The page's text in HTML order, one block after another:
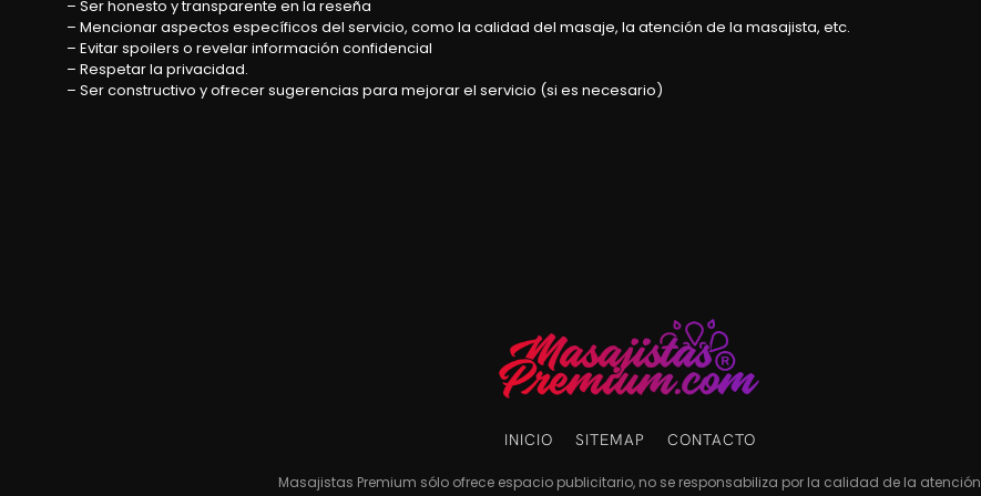
– Ser honesto y transparente en la reseña
– Mencionar aspectos específicos del servicio, como la calidad del masaje, la atención de la masajista, etc.
– Evitar spoilers o revelar información confidencial
– Respetar la privacidad.
– Ser constructivo y ofrecer sugerencias para mejorar el servicio (si es necesario)
INICIO SITEMAP CONTACTO
Masajistas Premium sólo ofrece espacio publicitario, no se responsabiliza por la calidad de la atención